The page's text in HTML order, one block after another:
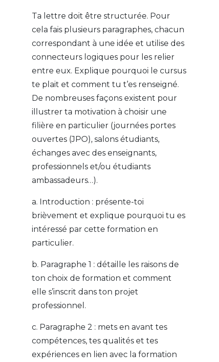
Ta lettre doit être structurée. Pour
cela fais plusieurs paragraphes, chacun
correspondant à une idée et utilise des
connecteurs logiques pour les relier
entre eux. Explique pourquoi le cursus
te plait et comment tu t’es renseigné.
De nombreuses façons existent pour
illustrer ta motivation à choisir une
filière en particulier (journées portes
ouvertes (JPO), salons étudiants,
échanges avec des enseignants,
professionnels et/ou étudiants
ambassadeurs…).
a. Introduction : présente-toi
brièvement et explique pourquoi tu es
intéressé par cette formation en
particulier.
b. Paragraphe 1 : détaille les raisons de
ton choix de formation et comment
elle s’inscrit dans ton projet
professionnel.
c. Paragraphe 2 : mets en avant tes
compétences, tes qualités et tes
expériences en lien avec la formation